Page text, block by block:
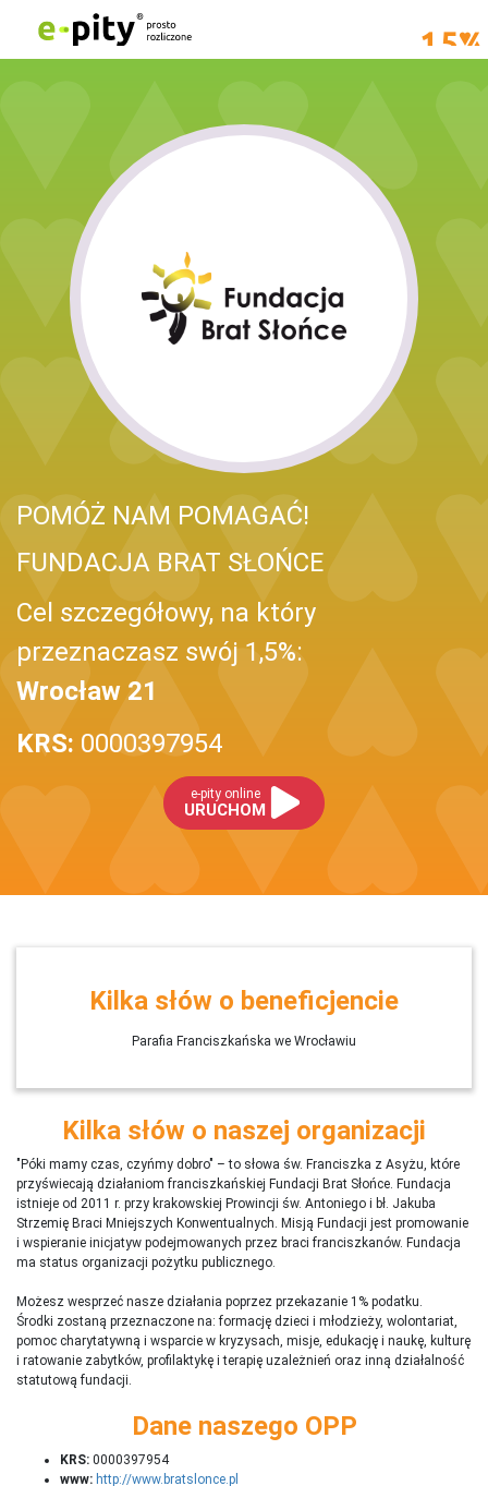
POMÓŻ NAM POMAGAĆ!
FUNDACJA BRAT SŁOŃCE
Cel szczegółowy, na który
przeznaczasz swój 1,5%:
Wrocław 21
KRS: 0000397954
e-pity online
URUCHOM
Kilka słów o beneficjencie
Parafia Franciszkańska we Wrocławiu
Kilka słów o naszej organizacji
"Póki mamy czas, czyńmy dobro" – to słowa św. Franciszka z Asyżu, które
przyświecają działaniom franciszkańskiej Fundacji Brat Słońce. Fundacja
istnieje od 2011 r. przy krakowskiej Prowincji św. Antoniego i bł. Jakuba
Strzemię Braci Mniejszych Konwentualnych. Misją Fundacji jest promowanie
i wspieranie inicjatyw podejmowanych przez braci franciszkanów. Fundacja
ma status organizacji pożytku publicznego.
Możesz wesprzeć nasze działania poprzez przekazanie 1% podatku.
Środki zostaną przeznaczone na: formację dzieci i młodzieży, wolontariat,
pomoc charytatywną i wsparcie w kryzysach, misje, edukację i naukę, kulturę
i ratowanie zabytków, profilaktykę i terapię uzależnień oraz inną działalność
statutową fundacji.
Dane naszego OPP
KRS: 0000397954
www: http://www.bratslonce.pl